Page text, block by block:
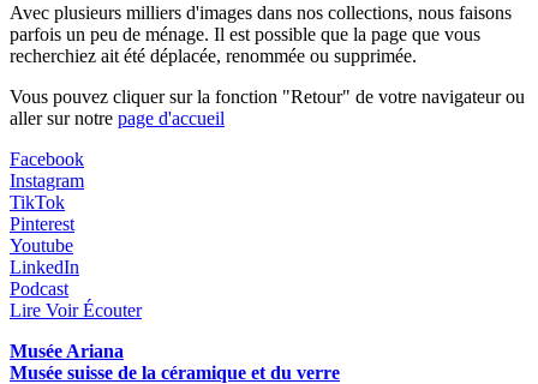
Avec plusieurs milliers d'images dans nos collections, nous faisons
parfois un peu de ménage. Il est possible que la page que vous
recherchiez ait été déplacée, renommée ou supprimée.
Vous pouvez cliquer sur la fonction "Retour" de votre navigateur ou
aller sur notre page d'accueil
Facebook
Instagram
TikTok
Pinterest
Youtube
LinkedIn
Podcast
Lire Voir Écouter
Musée Ariana
Musée suisse de la céramique et du verre